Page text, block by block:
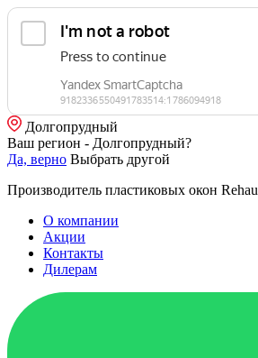
Долгопрудный
Ваш регион - Долгопрудный?
Да, верно Выбрать другой
Производитель пластиковых окон Rehau
О компании
Акции
Контакты
Дилерам